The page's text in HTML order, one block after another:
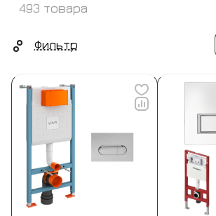
493 товара
Фильтр